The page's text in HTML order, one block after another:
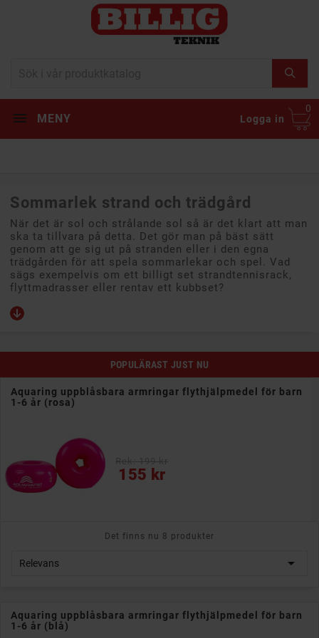
MENY Logga in
0
Sommarlek strand och trädgård
När det är sol och strålande sol så är det klart att man
ska ta tillvara på detta. Det gör man på bäst sätt
genom att ge sig ut på stranden eller i den egna
trädgården för att spela sommarlekar och spel. Vad
sägs exempelvis om ett billigt set strandtennisrack,
flyttmadrasser eller rentav ett kubbset?
POPULÄRAST JUST NU
Aquaring uppblåsbara armringar flythjälpmedel för barn
1-6 år (rosa)
155 kr
Pris
Det finns nu 8 produkter
Relevans 
Aquaring uppblåsbara armringar flythjälpmedel för barn
1-6 år (blå)